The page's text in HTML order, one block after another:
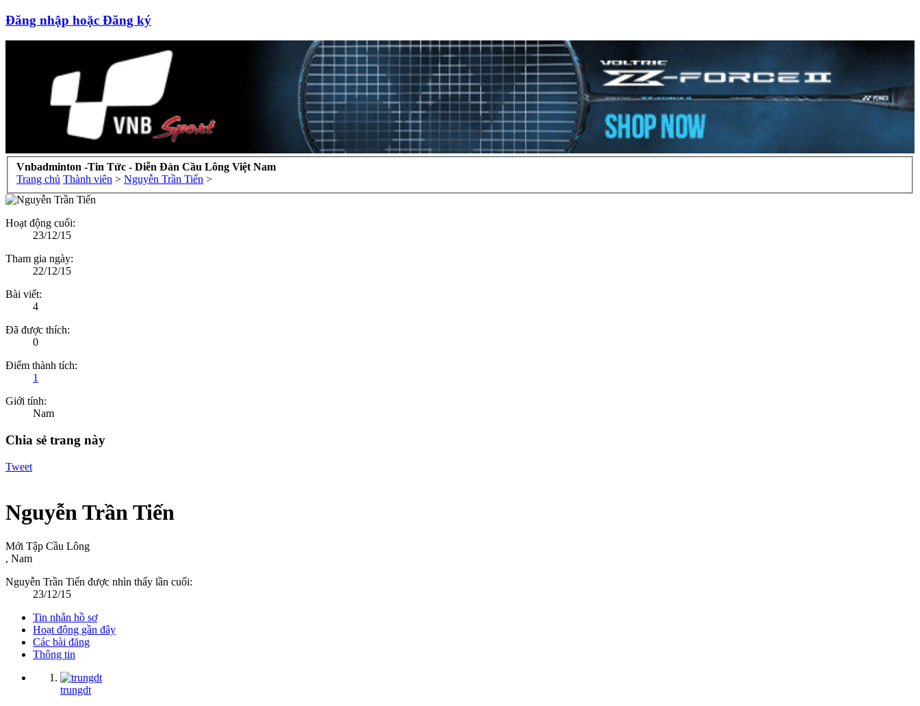
Đăng nhập hoặc Đăng ký
Vnbadminton -Tin Tức - Diễn Đàn Cầu Lông Việt Nam
Trang chủ Thành viên > Nguyễn Trần Tiến >
Hoạt động cuối:
23/12/15
Tham gia ngày:
22/12/15
Bài viết:
4
Đã được thích:
0
Điểm thành tích:
1
Giới tính:
Nam
Chia sẻ trang này
Tweet
Nguyễn Trần Tiến
Mới Tập Cầu Lông
, Nam
Nguyễn Trần Tiến được nhìn thấy lần cuối:
23/12/15
Tin nhắn hồ sơ
Hoạt động gần đây
Các bài đăng
Thông tin
trungdt